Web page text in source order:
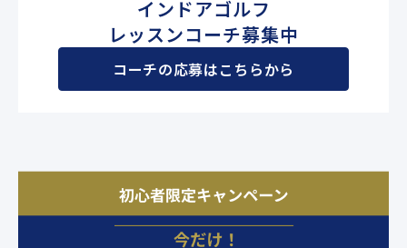
と思います。そのあなたのゴ
ルフをさらに効率よく上達で
きるお手伝いをさせていただ
きます！
インドアゴルフ
レッスンコーチ募集中
コーチの応募はこちらから